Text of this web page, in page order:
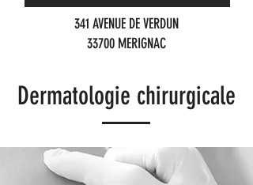
341 AVENUE DE VERDUN
33700 MERIGNAC
Dermatologie chirurgicale